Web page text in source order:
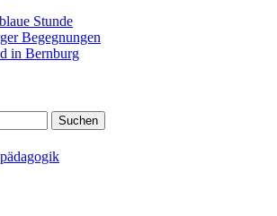
Stunde
Begegnungen
in Bernburg